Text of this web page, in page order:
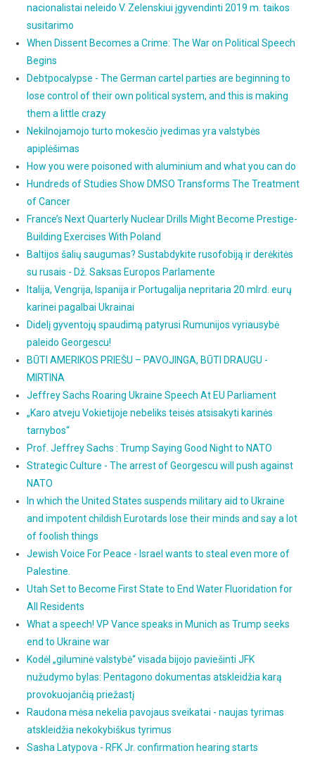
nacionalistai neleido V. Zelenskiui įgyvendinti 2019 m. taikos
susitarimo
When Dissent Becomes a Crime: The War on Political Speech
Begins
Debtpocalypse - The German cartel parties are beginning to
lose control of their own political system, and this is making
them a little crazy
Nekilnojamojo turto mokesčio įvedimas yra valstybės
apiplėšimas
How you were poisoned with aluminium and what you can do
Hundreds of Studies Show DMSO Transforms The Treatment
of Cancer
France’s Next Quarterly Nuclear Drills Might Become Prestige-
Building Exercises With Poland
Baltijos šalių saugumas? Sustabdykite rusofobiją ir derėkitės
su rusais - Dž. Saksas Europos Parlamente
Italija, Vengrija, Ispanija ir Portugalija nepritaria 20 mlrd. eurų
karinei pagalbai Ukrainai
Didelį gyventojų spaudimą patyrusi Rumunijos vyriausybė
paleido Georgescu!
BŪTI AMERIKOS PRIEŠU – PAVOJINGA, BŪTI DRAUGU -
MIRTINA
Jeffrey Sachs Roaring Ukraine Speech At EU Parliament
„Karo atveju Vokietijoje nebeliks teisės atsisakyti karinės
tarnybos“
Prof. Jeffrey Sachs : Trump Saying Good Night to NATO
Strategic Culture - The arrest of Georgescu will push against
NATO
In which the United States suspends military aid to Ukraine
and impotent childish Eurotards lose their minds and say a lot
of foolish things
Jewish Voice For Peace - Israel wants to steal even more of
Palestine.
Utah Set to Become First State to End Water Fluoridation for
All Residents
What a speech! VP Vance speaks in Munich as Trump seeks
end to Ukraine war
Kodėl „giluminė valstybė“ visada bijojo paviešinti JFK
nužudymo bylas: Pentagono dokumentas atskleidžia karą
provokuojančią priežastį
Raudona mėsa nekelia pavojaus sveikatai - naujas tyrimas
atskleidžia nekokybiškus tyrimus
Sasha Latypova - RFK Jr. confirmation hearing starts